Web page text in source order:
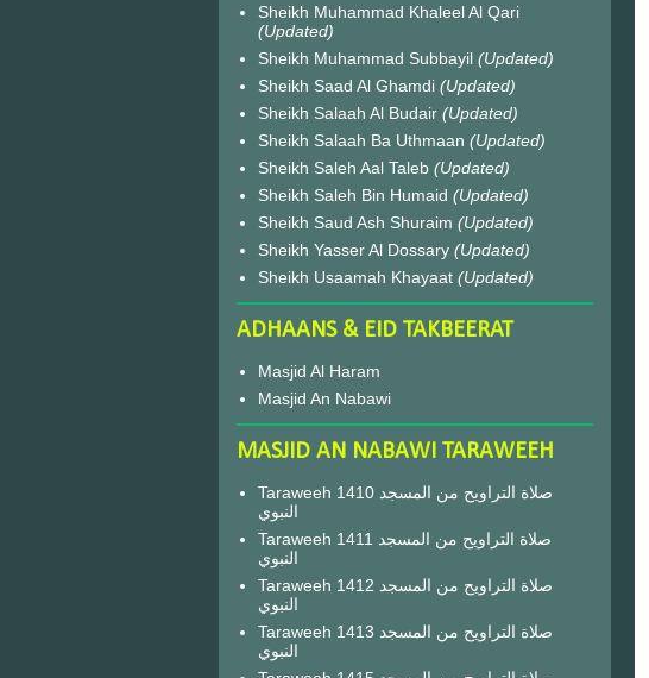
Sheikh Muhammad Khaleel Al Qari
(Updated)
Sheikh Muhammad Subbayil (Updated)
Sheikh Saad Al Ghamdi (Updated)
Sheikh Salaah Al Budair (Updated)
Sheikh Salaah Ba Uthmaan (Updated)
Sheikh Saleh Aal Taleb (Updated)
Sheikh Saleh Bin Humaid (Updated)
Sheikh Saud Ash Shuraim (Updated)
Sheikh Yasser Al Dossary (Updated)
Sheikh Usaamah Khayaat (Updated)
ADHAANS & EID TAKBEERAT
Masjid Al Haram
Masjid An Nabawi
MASJID AN NABAWI TARAWEEH
Taraweeh 1410 صلاة التراويح من المسجد
النبوي
Taraweeh 1411 صلاة التراويح من المسجد
النبوي
Taraweeh 1412 صلاة التراويح من المسجد
النبوي
Taraweeh 1413 صلاة التراويح من المسجد
النبوي